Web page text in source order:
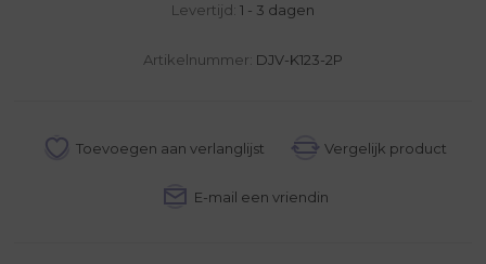
Levertijd: 1 - 3 dagen
Artikelnummer: DJV-K123-2P